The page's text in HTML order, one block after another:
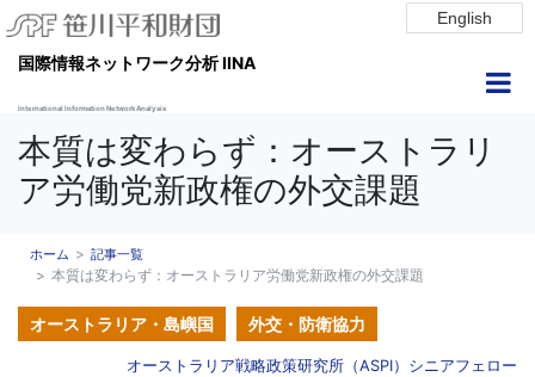
English
国際情報ネットワーク分析 IINA
International Information Network Analysis
本質は変わらず：オーストラリ
ア労働党新政権の外交課題
ホーム 記事一覧
本質は変わらず：オーストラリア労働党新政権の外交課題
オーストラリア・島嶼国 外交・防衛協力
オーストラリア戦略政策研究所（ASPI）シニアフェロー